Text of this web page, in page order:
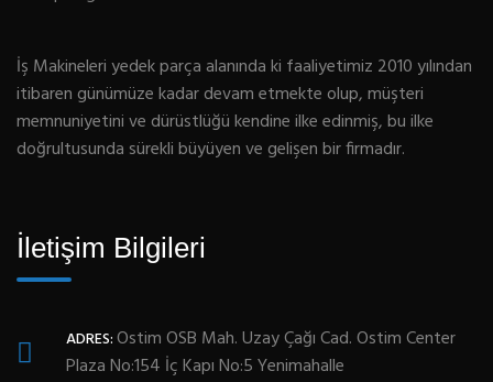
İş Makineleri yedek parça alanında ki faaliyetimiz 2010 yılından
itibaren günümüze kadar devam etmekte olup, müşteri
memnuniyetini ve dürüstlüğü kendine ilke edinmiş, bu ilke
doğrultusunda sürekli büyüyen ve gelişen bir firmadır.
İletişim Bilgileri
ADRES:Ostim OSB Mah. Uzay Çağı Cad. Ostim Center
Plaza No:154 İç Kapı No:5 Yenimahalle